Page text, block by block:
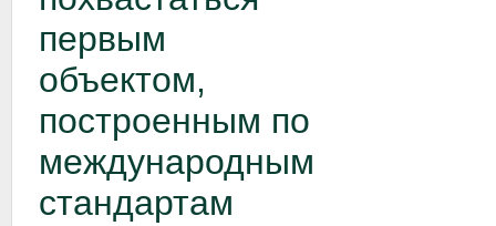
первым
объектом,
построенным по
международным
стандартам